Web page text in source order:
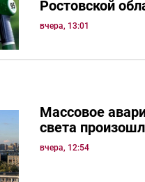
Ростовской
вчера, 13:01
Массовое
света
вчера, 12:54